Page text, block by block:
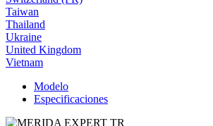
Taiwan
Thailand
Ukraine
United Kingdom
Vietnam
Modelo
Especificaciones